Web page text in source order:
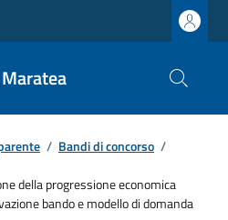
/ Bandi di concorso /
della progressione economica
bando e modello di domanda